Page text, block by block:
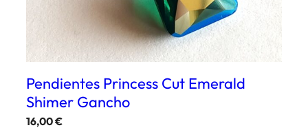
Pendientes Princess Cut Emerald
Shimer Gancho
16,00€